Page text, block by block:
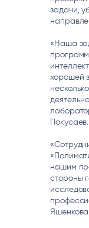
задачи,
«Наша
хорошей
Покусаев.
нашим
стороны